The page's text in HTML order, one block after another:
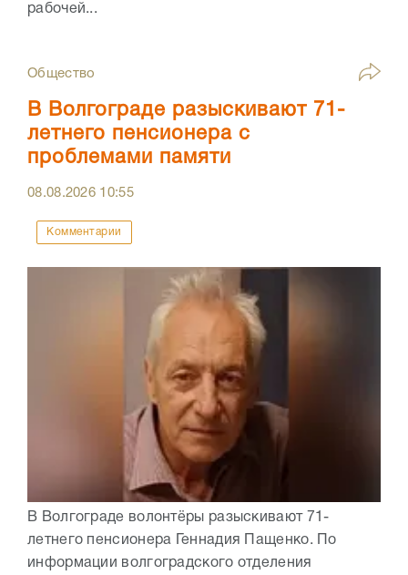
рабочей...
Общество
В Волгограде разыскивают 71-
летнего пенсионера с
проблемами памяти
08.08.2026 10:55
Комментарии
В Волгограде волонтёры разыскивают 71-
летнего пенсионера Геннадия Пащенко. По
информации волгоградского отделения